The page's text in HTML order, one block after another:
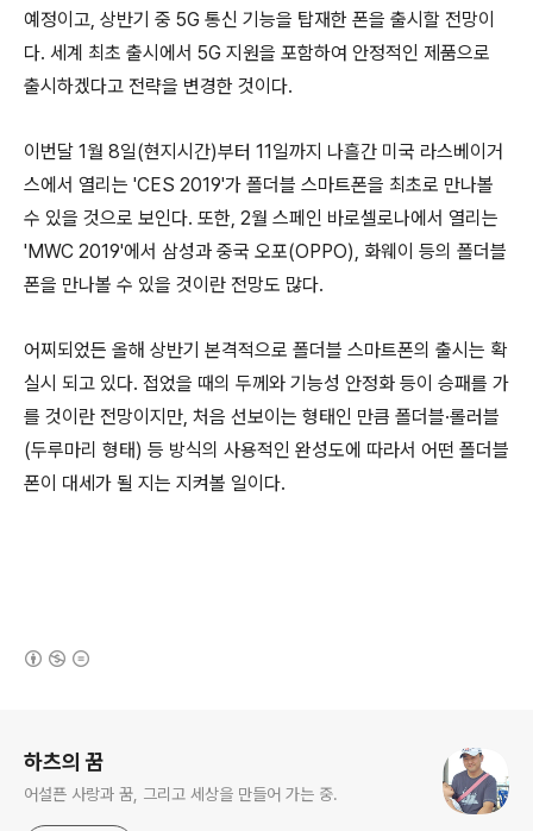
예정이고, 상반기 중 5G 통신 기능을 탑재한 폰을 출시할 전망이
다. 세계 최초 출시에서 5G 지원을 포함하여 안정적인 제품으로
출시하겠다고 전략을 변경한 것이다.
이번달 1월 8일(현지시간)부터 11일까지 나흘간 미국 라스베이거
스에서 열리는 'CES 2019'가 폴더블 스마트폰을 최초로 만나볼
수 있을 것으로 보인다. 또한, 2월 스페인 바로셀로나에서 열리는
'MWC 2019'에서 삼성과 중국 오포(OPPO), 화웨이 등의 폴더블
폰을 만나볼 수 있을 것이란 전망도 많다.
어찌되었든 올해 상반기 본격적으로 폴더블 스마트폰의 출시는 확
실시 되고 있다. 접었을 때의 두께와 기능성 안정화 등이 승패를 가
를 것이란 전망이지만, 처음 선보이는 형태인 만큼 폴더블·롤러블
(두루마리 형태) 등 방식의 사용적인 완성도에 따라서 어떤 폴더블
폰이 대세가 될 지는 지켜볼 일이다.
하츠의 꿈
어설픈 사랑과 꿈, 그리고 세상을 만들어 가는 중.